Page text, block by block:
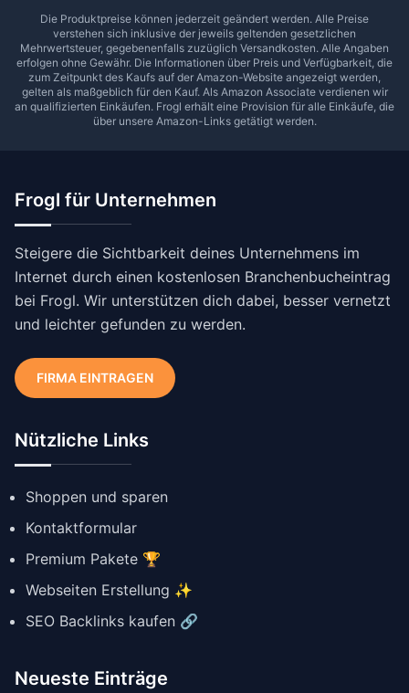
Die Produktpreise können jederzeit geändert werden. Alle Preise
verstehen sich inklusive der jeweils geltenden gesetzlichen
Mehrwertsteuer, gegebenenfalls zuzüglich Versandkosten. Alle Angaben
erfolgen ohne Gewähr. Die Informationen über Preis und Verfügbarkeit, die
zum Zeitpunkt des Kaufs auf der Amazon-Website angezeigt werden,
gelten als maßgeblich für den Kauf. Als Amazon Associate verdienen wir
an qualifizierten Einkäufen. Frogl erhält eine Provision für alle Einkäufe, die
über unsere Amazon-Links getätigt werden.
Frogl für Unternehmen
Steigere die Sichtbarkeit deines Unternehmens im
Internet durch einen kostenlosen Branchenbucheintrag
bei Frogl. Wir unterstützen dich dabei, besser vernetzt
und leichter gefunden zu werden.
FIRMA EINTRAGEN
Nützliche Links
Shoppen und sparen
Kontaktformular
Premium Pakete 🏆
Webseiten Erstellung ✨
SEO Backlinks kaufen 🔗
Neueste Einträge